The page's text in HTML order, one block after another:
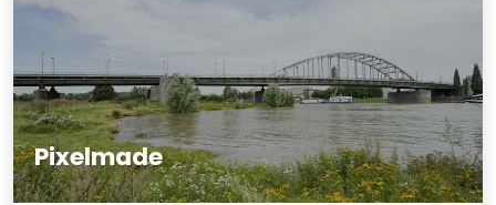
Pixelmade